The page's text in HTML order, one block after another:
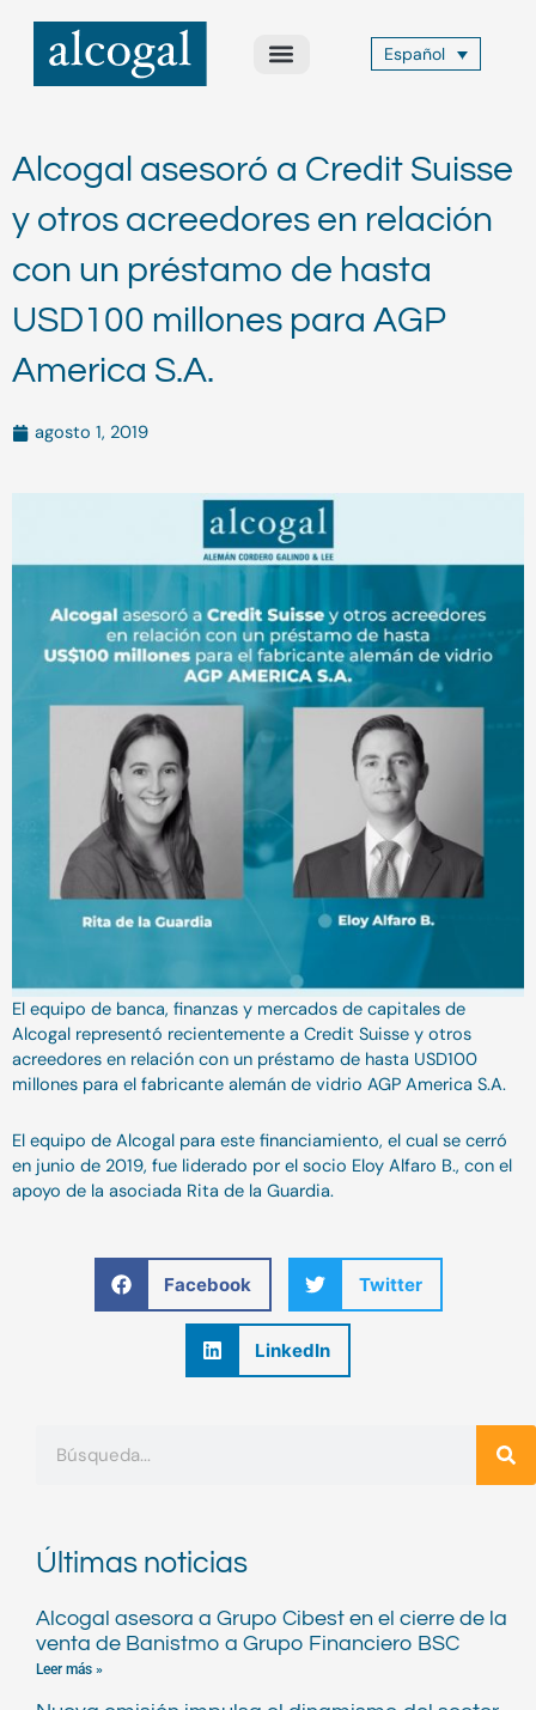
contenido
Español
Alcogal asesoró a Credit Suisse
y otros acreedores en relación
con un préstamo de hasta
USD100 millones para AGP
America S.A.
agosto 1, 2019
El equipo de banca, finanzas y mercados de capitales de
Alcogal representó recientemente a Credit Suisse y otros
acreedores en relación con un préstamo de hasta USD100
millones para el fabricante alemán de vidrio AGP America S.A.
El equipo de Alcogal para este financiamiento, el cual se cerró
en junio de 2019, fue liderado por el socio Eloy Alfaro B., con el
apoyo de la asociada Rita de la Guardia.
Facebook Twitter
LinkedIn
Últimas noticias
Alcogal asesora a Grupo Cibest en el cierre de la
venta de Banistmo a Grupo Financiero BSC
Leer más »